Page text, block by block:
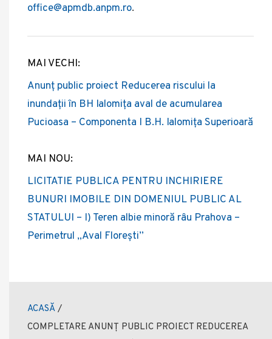
office@apmdb.anpm.ro.
Post
navigation
MAI VECHI:
Anunț public proiect Reducerea riscului la
inundații în BH Ialomița aval de acumularea
Pucioasa – Componenta I B.H. Ialomița Superioară
MAI NOU:
LICITATIE PUBLICA PENTRU INCHIRIERE
BUNURI IMOBILE DIN DOMENIUL PUBLIC AL
STATULUI – I) Teren albie minoră râu Prahova –
Perimetrul „Aval Florești”
ACASĂ /
COMPLETARE ANUNȚ PUBLIC PROIECT REDUCEREA